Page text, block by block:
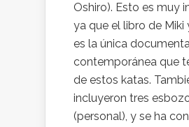
Oshiro). Esto es muy
ya que el libro de Miki
es la única
contemporánea que
de estos katas.
incluyeron tres
(personal), y se ha